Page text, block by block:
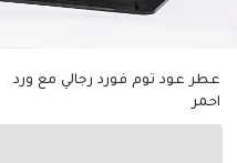
عطر عود توم فورد رجالي مع ورد
احمر